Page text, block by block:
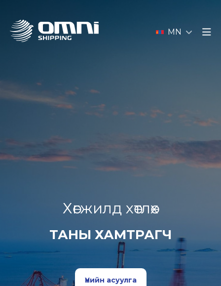
MN
Хөгжилд хөтлөх
ТАНЫ ХАМТРАГЧ
Үнийн асуулга